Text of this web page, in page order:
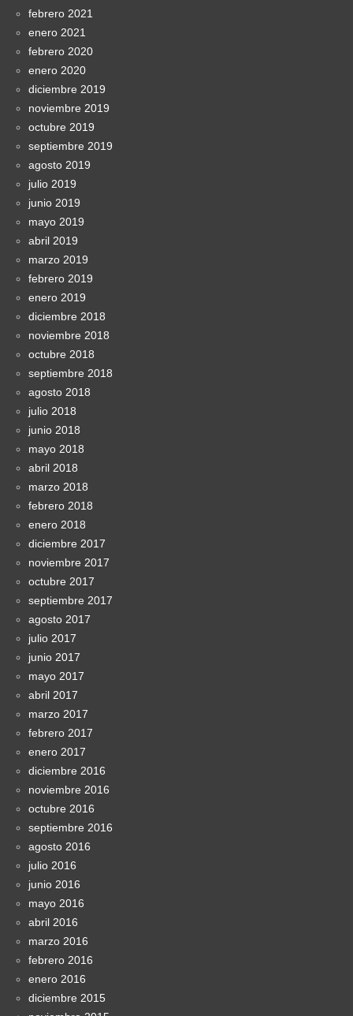
febrero 2021
enero 2021
febrero 2020
enero 2020
diciembre 2019
noviembre 2019
octubre 2019
septiembre 2019
agosto 2019
julio 2019
junio 2019
mayo 2019
abril 2019
marzo 2019
febrero 2019
enero 2019
diciembre 2018
noviembre 2018
octubre 2018
septiembre 2018
agosto 2018
julio 2018
junio 2018
mayo 2018
abril 2018
marzo 2018
febrero 2018
enero 2018
diciembre 2017
noviembre 2017
octubre 2017
septiembre 2017
agosto 2017
julio 2017
junio 2017
mayo 2017
abril 2017
marzo 2017
febrero 2017
enero 2017
diciembre 2016
noviembre 2016
octubre 2016
septiembre 2016
agosto 2016
julio 2016
junio 2016
mayo 2016
abril 2016
marzo 2016
febrero 2016
enero 2016
diciembre 2015